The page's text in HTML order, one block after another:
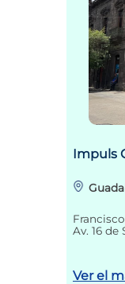
Impuls
Av. 16
Ver el